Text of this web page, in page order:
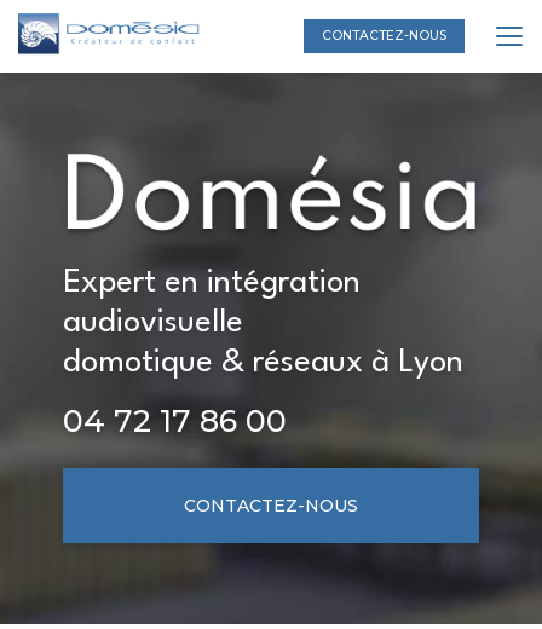
Aller
au
contenu
principal
CONTACTEZ-NOUS
Expert en intégration
audiovisuelle
domotique & réseaux à Lyon
04 72 17 86 00
CONTACTEZ-NOUS